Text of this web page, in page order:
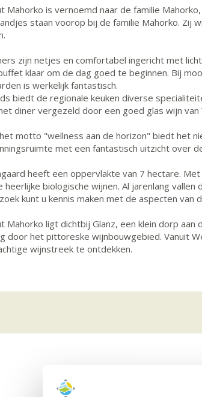
Mahorko is vernoemd naar de familie
staan voorop bij de familie Mahorko. Zij
zijn netjes en comfortabel ingericht met
klaar om de dag goed te beginnen. Bij
is werkelijk fantastisch.
biedt de regionale keuken diverse
diner vergezeld door een goed glas wijn van
motto "wellness aan de horizon" biedt het
met een fantastisch uitzicht over
heeft een oppervlakte van 7 hectare.
heerlijke biologische wijnen. Al jarenlang vallen
kunt u kennis maken met de aspecten
Mahorko ligt dichtbij Glanz, een klein dorp
door het pittoreske wijnbouwgebied. Vanuit
wijnstreek te ontdekken.